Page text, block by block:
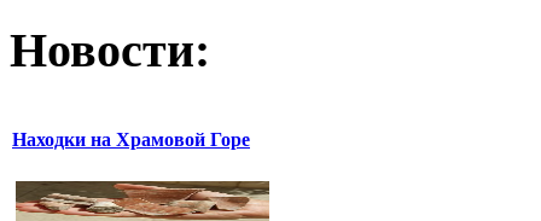
Новости:
Находки на Храмовой Горе